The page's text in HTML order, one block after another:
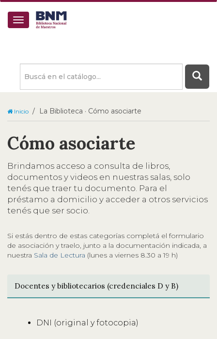
Buscá
catálogo
Inicio La Biblioteca · Cómo asociarte
Cómo asociarte
Brindamos acceso a consulta de libros,
documentos y videos en nuestras salas, solo
tenés que traer tu documento. Para el
préstamo a domicilio y acceder a otros servicios
tenés que ser socio.
Si estás dentro de estas categorías completá el formulario
de asociación y traelo, junto a la documentación indicada, a
nuestra Sala de Lectura (lunes a viernes 8.30 a 19 h)
Docentes y bibliotecarios (credenciales D y B)
DNI (original y fotocopia)